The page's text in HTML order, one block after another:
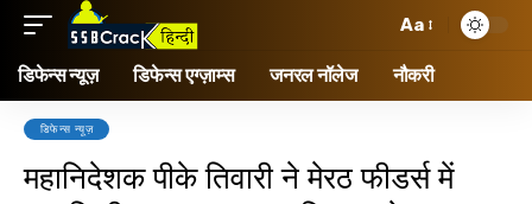
Aa
डिफेन्स न्यूज़ डिफेन्स एग्ज़ाम्स जनरल नॉलेज नौकरी
डिफेन्स न्यूज़
महानिदेशक पीके तिवारी ने मेरठ फीडर्स में